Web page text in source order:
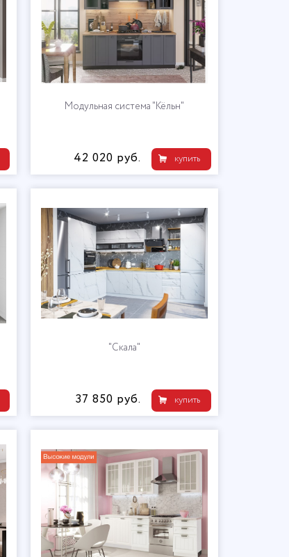
Модульная система "Кёльн"
купить
42 020 руб.
"Скала"
купить
37 850 руб.